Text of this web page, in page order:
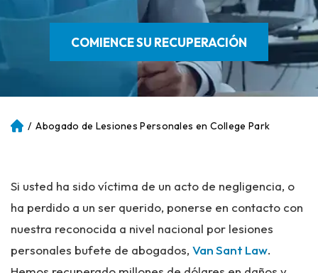
COMIENCE SU RECUPERACIÓN
Ini / Abogado de Lesiones Personales en College Park
Si usted ha sido víctima de un acto de negligencia, o
ha perdido a un ser querido, ponerse en contacto con
nuestra reconocida a nivel nacional por lesiones
personales bufete de abogados, Van Sant Law.